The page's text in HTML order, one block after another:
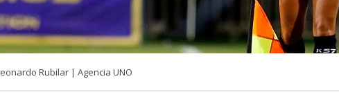
Rubilar | Agencia UNO